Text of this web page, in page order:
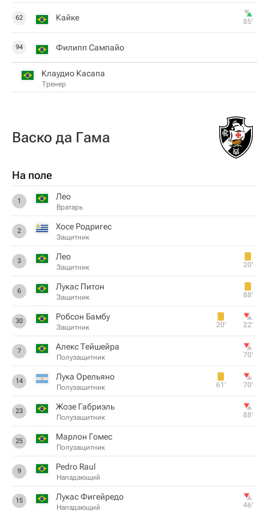
62 Кайке 85‎’‎
94 Филипп Сампайо
Клаудио Касапа
Тренер
Васко да Гама
На поле
1 Лео
Вратарь
2 Хосе Родригес
Защитник
3 Лео
Защитник 20‎’‎
6 Лукас Питон
Защитник 88‎’‎
30 Робсон Бамбу
Защитник 20‎’‎ 22‎’‎
7 Алекс Тейшейра
Полузащитник 70‎’‎
14 Лука Орельяно
Полузащитник 61‎’‎ 70‎’‎
23 Жозе Габриэль
Полузащитник 88‎’‎
25 Марлон Гомес
Полузащитник
9 Pedro Raul
Нападающий
15 Лукас Фигейредо
Нападающий 46‎’‎